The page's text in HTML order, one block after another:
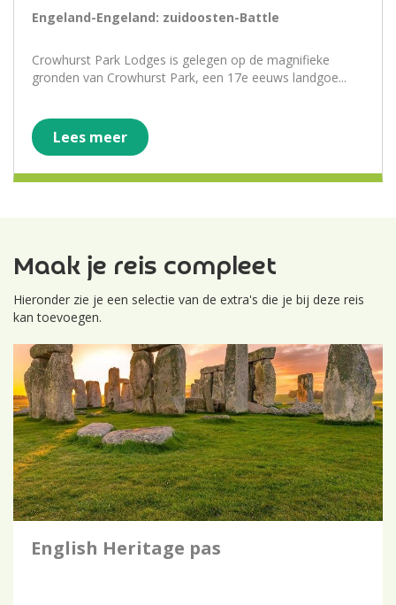
Engeland-Engeland: zuidoosten-Battle
Crowhurst Park Lodges is gelegen op de magnifieke
gronden van Crowhurst Park, een 17e eeuws landgoe...
Lees meer
Maak je reis compleet
Hieronder zie je een selectie van de extra's die je bij deze reis
kan toevoegen.
English Heritage pas